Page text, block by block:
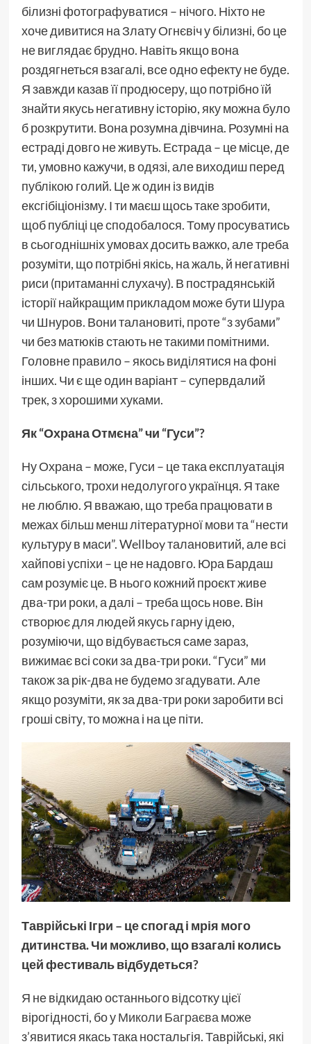
білизні фотографуватися – нічого. Ніхто не
хоче дивитися на Злату Огнєвіч у білизні, бо це
не виглядає брудно. Навіть якщо вона
роздягнеться взагалі, все одно ефекту не буде.
Я завжди казав її продюсеру, що потрібно їй
знайти якусь негативну історію, яку можна було
б розкрутити. Вона розумна дівчина. Розумні на
естраді довго не живуть. Естрада – це місце, де
ти, умовно кажучи, в одязі, але виходиш перед
публікою голий. Це ж один із видів
ексгібіціонізму. І ти маєш щось таке зробити,
щоб публіці це сподобалося. Тому просуватись
в сьогоднішніх умовах досить важко, але треба
розуміти, що потрібні якісь, на жаль, й негативні
риси (притаманні слухачу). В пострадянській
історії найкращим прикладом може бути Шура
чи Шнуров. Вони талановиті, проте “з зубами”
чи без матюків стають не такими помітними.
Головне правило – якось виділятися на фоні
інших. Чи є ще один варіант – супервдалий
трек, з хорошими хуками.
Як “Охрана Отмєна” чи “Гуси”?
Ну Охрана – може, Гуси – це така експлуатація
сільського, трохи недолугого українця. Я таке
не люблю. Я вважаю, що треба працювати в
межах більш менш літературної мови та “нести
культуру в маси”. Wellboy талановитий, але всі
хайпові успіхи – це не надовго. Юра Бардаш
сам розуміє це. В нього кожний проєкт живе
два-три роки, а далі – треба щось нове. Він
створює для людей якусь гарну ідею,
розуміючи, що відбувається саме зараз,
вижимає всі соки за два-три роки. “Гуси” ми
також за рік-два не будемо згадувати. Але
якщо розуміти, як за два-три роки заробити всі
гроші світу, то можна і на це піти.
Таврійські Ігри – це спогад і мрія мого
дитинства. Чи можливо, що взагалі колись
цей фестиваль відбудеться?
Я не відкидаю останнього відсотку цієї
вірогідності, бо уМиколи Баграєва може
з’явитися якась така ностальгія. Таврійські, які